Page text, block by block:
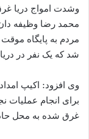
وشدت امواج دریا
محمد رضا وظیفه
مردم به پایگاه
شد که یک نفر در
وی افزود: اکیپ
برای انجام
غرق شده به محل